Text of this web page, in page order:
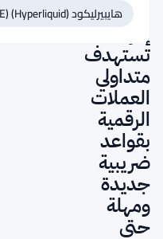
جنوب
إفريقيا
تستهدف
متداولي
العملات
الرقمية
بقواعد
ضريبية
جديدة
ومهلة
حتى
هايبيرليكود (Hyperliquid) (HYPE)